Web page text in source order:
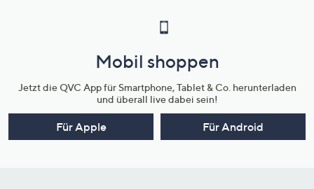
Mobil shoppen
Jetzt die QVC App für Smartphone, Tablet & Co. herunterladen
und überall live dabei sein!
Für Apple Für Android